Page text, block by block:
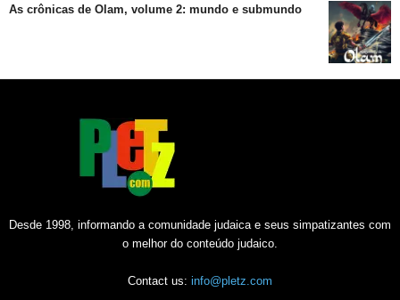
As crônicas de Olam, volume 2: mundo e submundo
Desde 1998, informando a comunidade judaica e seus simpatizantes com
o melhor do conteúdo judaico.
Contact us: info@pletz.com